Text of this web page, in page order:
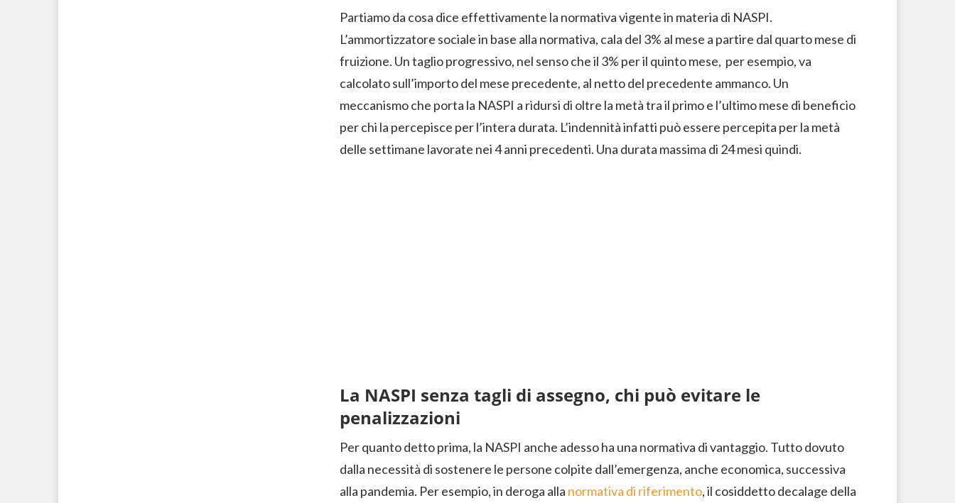
Partiamo da cosa dice effettivamente la normativa vigente in materia di NASPI.
L’ammortizzatore sociale in base alla normativa, cala del 3% al mese a partire dal quarto mese di
fruizione. Un taglio progressivo, nel senso che il 3% per il quinto mese, per esempio, va
calcolato sull’importo del mese precedente, al netto del precedente ammanco. Un
meccanismo che porta la NASPI a ridursi di oltre la metà tra il primo e l’ultimo mese di beneficio
per chi la percepisce per l’intera durata. L’indennità infatti può essere percepita per la metà
delle settimane lavorate nei 4 anni precedenti. Una durata massima di 24 mesi quindi.
La NASPI senza tagli di assegno, chi può evitare le
penalizzazioni
Per quanto detto prima, la NASPI anche adesso ha una normativa di vantaggio. Tutto dovuto
dalla necessità di sostenere le persone colpite dall’emergenza, anche economica, successiva
alla pandemia. Per esempio, in deroga alla normativa di riferimento, il cosiddetto decalage della